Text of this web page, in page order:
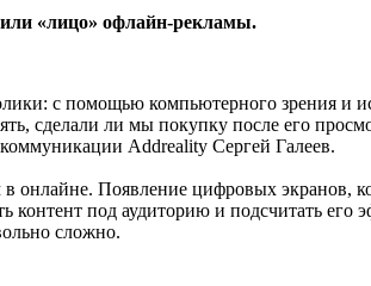
«лицо» офлайн-рекламы.
с помощью компьютерного зрения и
сделали ли мы покупку после его
Addreality Сергей Галеев.
в онлайне. Появление цифровых
контент под аудиторию и подсчитать
сложно.